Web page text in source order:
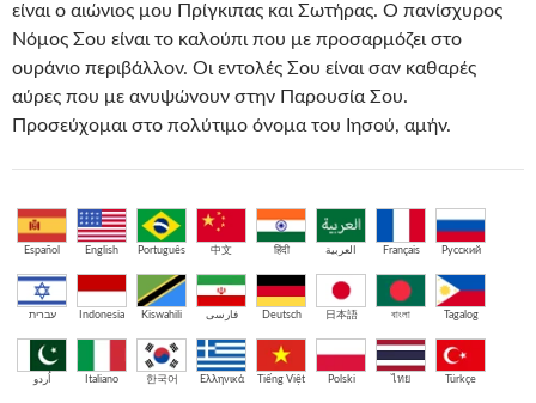
είναι ο αιώνιος μου Πρίγκιπας και Σωτήρας. Ο πανίσχυρος
Νόμος Σου είναι το καλούπι που με προσαρμόζει στο
ουράνιο περιβάλλον. Οι εντολές Σου είναι σαν καθαρές
αύρες που με ανυψώνουν στην Παρουσία Σου.
Προσεύχομαι στο πολύτιμο όνομα του Ιησού, αμήν.
Español English Português 中文 हिंदी العربية Français Русский
עברית Indonesia Kiswahili فارسی Deutsch 日本語 বাংলা Tagalog
اُردو Italiano 한국어 Ελληνικά Tiếng Việt Polski ไทย Türkçe